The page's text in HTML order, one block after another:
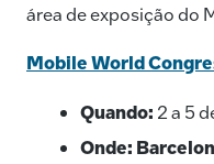
área de exposição do
Mobile World
Quando: 2 a 5
Onde: